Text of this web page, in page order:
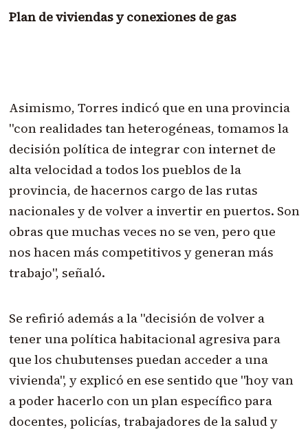
Plan de viviendas y conexiones de gas
Asimismo, Torres indicó que en una provincia
"con realidades tan heterogéneas, tomamos la
decisión política de integrar con internet de
alta velocidad a todos los pueblos de la
provincia, de hacernos cargo de las rutas
nacionales y de volver a invertir en puertos. Son
obras que muchas veces no se ven, pero que
nos hacen más competitivos y generan más
trabajo", señaló.
Se refirió además a la "decisión de volver a
tener una política habitacional agresiva para
que los chubutenses puedan acceder a una
vivienda", y explicó en ese sentido que "hoy van
a poder hacerlo con un plan específico para
docentes, policías, trabajadores de la salud y